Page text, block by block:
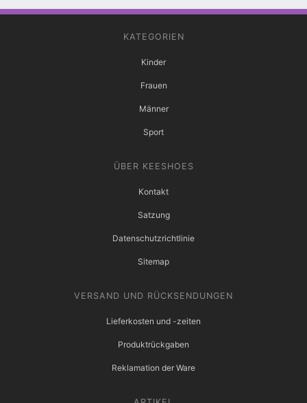
KATEGORIEN
Kinder
Frauen
Männer
Sport
ÜBER KEESHOES
Kontakt
Satzung
Datenschutzrichtlinie
Sitemap
VERSAND UND RÜCKSENDUNGEN
Lieferkosten und -zeiten
Produktrückgaben
Reklamation der Ware